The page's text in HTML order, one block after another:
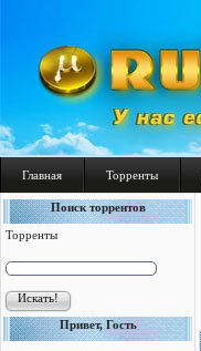
Главная Торренты
Поиск торрентов
Торренты
Привет, Гость